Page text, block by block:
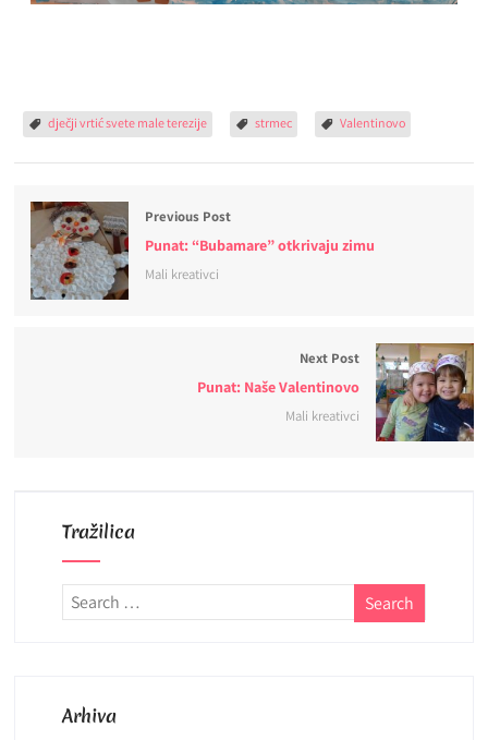
dječji vrtić svete male terezije strmec Valentinovo
Previous Post
Punat: “Bubamare” otkrivaju zimu
Mali kreativci
Next Post
Punat: Naše Valentinovo
Mali kreativci
Tražilica
Arhiva